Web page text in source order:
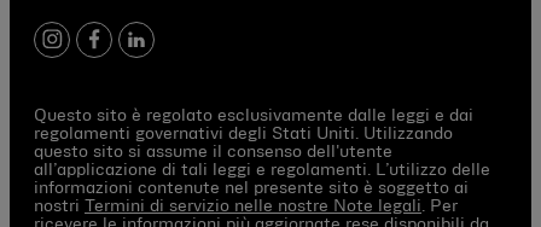
instagram
facebook
linkedIn
Questo sito è regolato esclusivamente dalle leggi e dai
regolamenti governativi degli Stati Uniti. Utilizzando
questo sito si assume il consenso dell'utente
all’applicazione di tali leggi e regolamenti. L’utilizzo delle
informazioni contenute nel presente sito è soggetto ai
nostri Termini di servizio nelle nostre Note legali . Per
ricevere le informazioni più aggiornate rese disponibili da